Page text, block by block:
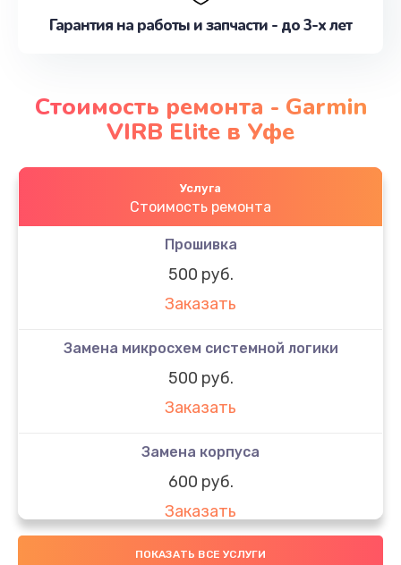
Гарантия на работы и запчасти - до 3-х лет
Стоимость ремонта - Garmin
VIRB Elite в Уфе
Услуга
Стоимость ремонта
Прошивка
500 руб.
Заказать
Замена микросхем системной логики
500 руб.
Заказать
Замена корпуса
600 руб.
Заказать
Замена датчиков
ПОКАЗАТЬ ВСЕ УСЛУГИ